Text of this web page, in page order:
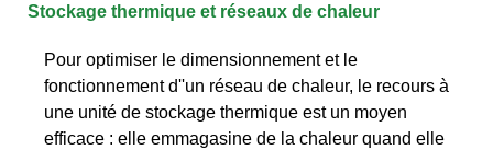
Stockage thermique et réseaux de chaleur
Pour optimiser le dimensionnement et le
fonctionnement d''un réseau de chaleur, le recours à
une unité de stockage thermique est un moyen
efficace : elle emmagasine de la chaleur quand elle